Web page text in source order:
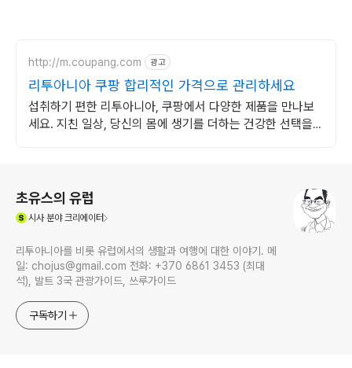
http://m.coupang.com 광고
리투아니아 쿠팡 합리적인 가격으로 관리하세요
섭취하기 편한 리투아니아, 쿠팡에서 다양한 제품을 만나보
세요. 지친 일상, 당신의 몸에 생기를 더하는 건강한 선택을
초유스의 유럽
시사분야 크리에이터
리투아니아를 비롯 유럽에서의 생활과 여행에 대한 이야기. 메
일: chojus@gmail.com 전화: +370 6861 3453 (최대
석), 발트 3국 관광가이드, 쓰루가이드
구독하기